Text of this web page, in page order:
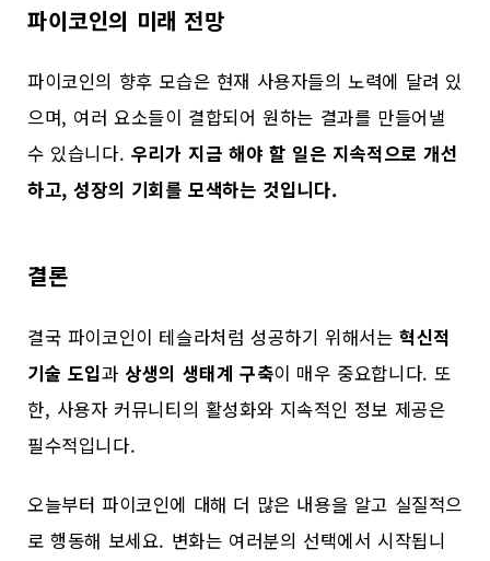
파이코인의 미래 전망
파이코인의 향후 모습은 현재 사용자들의 노력에 달려 있
으며, 여러 요소들이 결합되어 원하는 결과를 만들어낼
수 있습니다. 우리가 지금 해야 할 일은 지속적으로 개선
하고, 성장의 기회를 모색하는 것입니다.
결론
결국 파이코인이 테슬라처럼 성공하기 위해서는혁신적
기술 도입과 상생의 생태계 구축이 매우 중요합니다. 또
한, 사용자 커뮤니티의 활성화와 지속적인 정보 제공은
필수적입니다.
오늘부터 파이코인에 대해 더 많은 내용을 알고 실질적으
로 행동해 보세요. 변화는 여러분의 선택에서 시작됩니